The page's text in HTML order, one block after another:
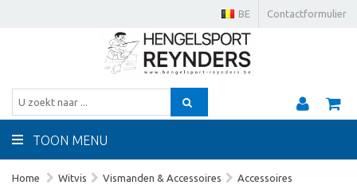
Contactformulier
BE
TOON MENU
Home Witvis Vismanden & Accessoires Accessoires